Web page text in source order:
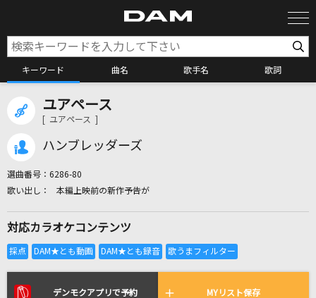
キーワード 曲名 歌手名 歌詞
全国りれき
リアルタイムで歌われている曲の一覧
ユアペース
[ ユアペース ]
ハンブレッダーズ
選曲番号： 6286-80
本編上映前の新作予告が
対応カラオケコンテンツ
デンモクアプリで予約 MYリスト保存